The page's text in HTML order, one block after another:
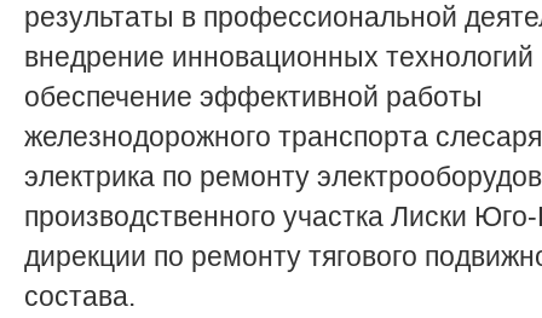
результаты в профессиональной
внедрение инновационных технологий
обеспечение эффективной работы
железнодорожного транспорта
электрика по ремонту
производственного участка Лиски
дирекции по ремонту тягового
состава.